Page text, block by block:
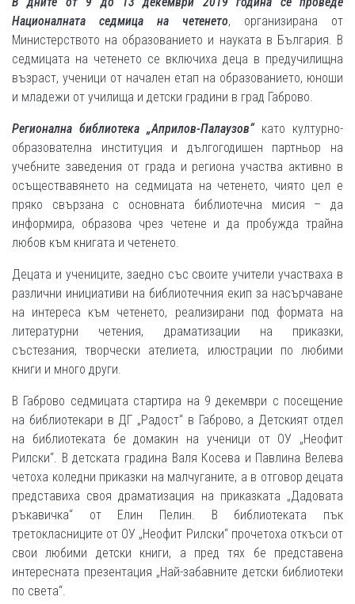
Националната седмица на четенето, организирана от
Министерството на образованието и науката в България. В
седмицата на четенето се включиха деца в предучилищна
възраст, ученици от начален етап на образованието, юноши
и младежи от училища и детски градини в град Габрово.
Регионална библиотека „Априлов-Палаузов“ като културно-
образователна институция и дългогодишен партньор на
учебните заведения от града и региона участва активно в
осъществавянето на седмицата на четенето, чиято цел е
пряко свързана с основната библиотечна мисия – да
информира, образова чрез четене и да пробужда трайна
любов към книгата и четенето.
Децата и учениците, заедно със своите учители участваха в
различни инициативи на библиотечния екип за насърчаване
на интереса към четенето, реализирани под формата на
литературни четения, драматизации на приказки,
състезания, творчески ателиета, илюстрации по любими
книги и много други.
В Габрово седмицата стартира на 9 декември с посещение
на библиотекари в ДГ „Радост“ в Габрово, а Детският отдел
на библиотеката бе домакин на ученици от ОУ „Неофит
Рилски“. В детската градина Валя Косева и Павлина Велева
четоха коледни приказки на малчуганите, а в отговор децата
представиха своя драматизация на приказката „Дадовата
ръкавичка“ от Елин Пелин. В библиотеката пък
третокласниците от ОУ „Неофит Рилски“ прочетоха откъси от
свои любими детски книги, а пред тях бе представена
интересната презентация „Най-забавните детски библиотеки
по света“.